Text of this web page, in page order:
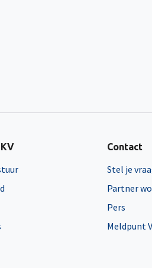
Contact
Stel je
Partner
Pers
Meldpunt